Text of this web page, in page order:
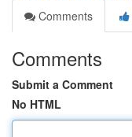
Comments
Comments
Submit a Comment
No HTML